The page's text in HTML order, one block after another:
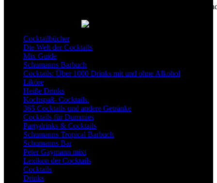
von klassisch bis trendy: Das große
Cocktailbücher
Die Welt der Cocktails
Mix Guide
Schumanns Barbuch
Cocktails: Über 1000 Drinks mit und ohne Alkohol
Liköre
Heiße Drinks
Kochspaß- Cocktails.
365 Cocktails und andere Getränke
Cocktails für Dummies
Partydrinks & Cocktails
Schumanns Tropical Barbuch
Schumanns Bar
Peter Gaymann mixt
Lexikon der Cocktails
Cocktails
Drinks